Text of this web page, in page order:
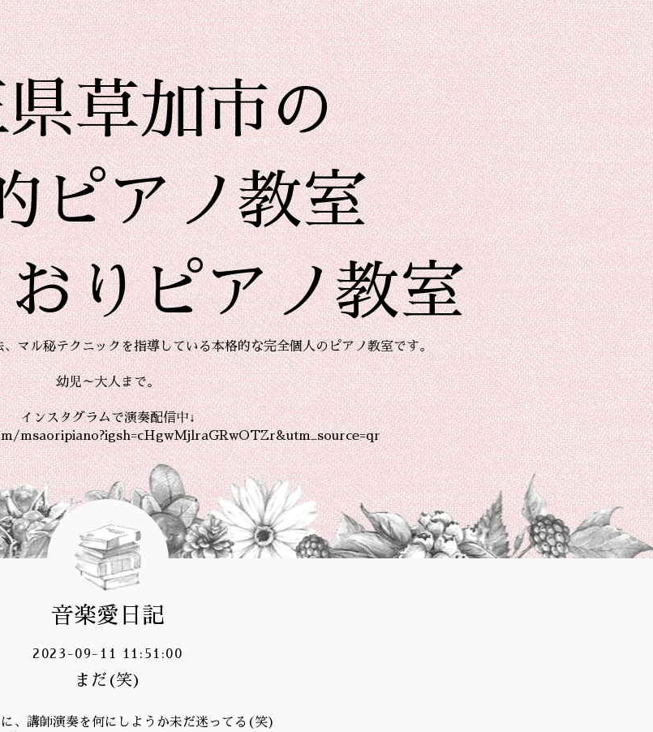
草加市の
ピアノ教室
りピアノ教室
マル秘テクニックを指導している本格的な完全個人のピアノ教室です。
幼児～大人まで。
インスタグラムで演奏配信中↓
msaoripiano?igsh=cHgwMjlraGRwOTZr&utm_source=qr
音楽愛日記
2023-09-11 11:51:00
まだ(笑)
、講師演奏を何にしようか未だ迷ってる(笑)